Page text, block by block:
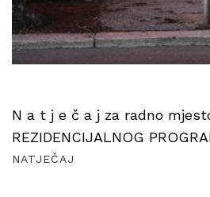
N a t j e č a j za radno
REZIDENCIJALNOG
NATJEČAJ